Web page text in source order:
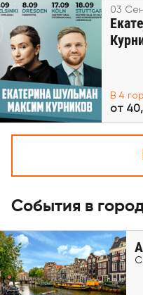
03
В 4
от
События в